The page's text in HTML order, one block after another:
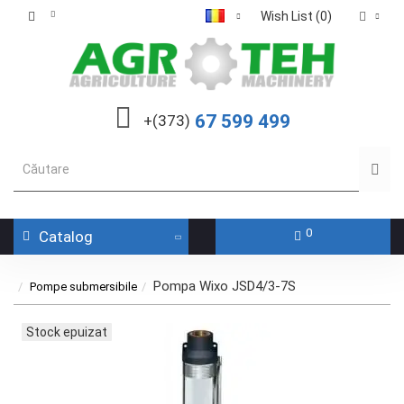
Wish List (0)
+(373) 67 599 499
Catalog 0
Pompe submersibile Pompa Wixo JSD4/3-7S
Stock epuizat